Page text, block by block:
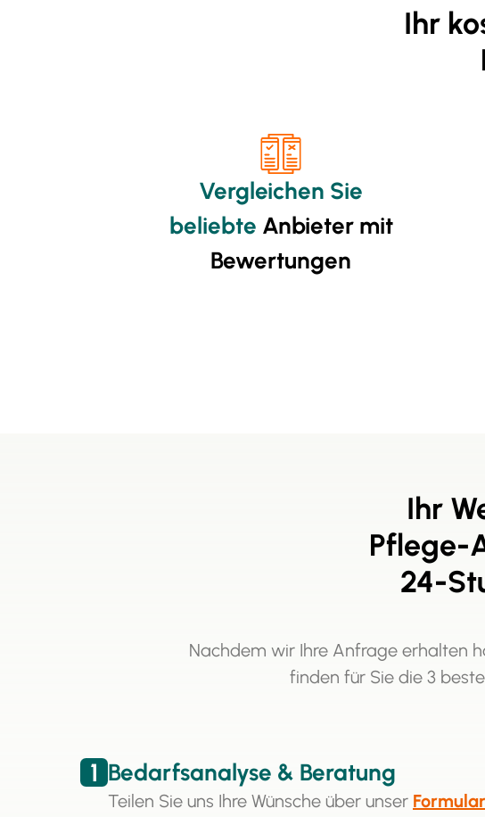
Ihr
Vergleichen Sie
beliebte Anbieter mit
Bewertungen
Ihr
Pflege-
24-
Nachdem wir Ihre Anfrage erhalten
finden für Sie die 3
1 Bedarfsanalyse & Beratung
Teilen Sie uns Ihre Wünsche über unser Formular